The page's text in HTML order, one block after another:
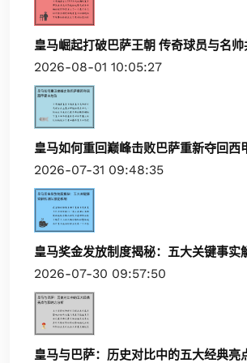
皇马崛起打破巴萨王朝 传奇球员与名
2026-08-01 10:05:27
皇马如何重回巅峰击败巴萨重新夺回西
2026-07-31 09:48:35
皇马奖金发放制度揭秘：五大关键事实
2026-07-30 09:57:50
皇马与巴萨：历史对比中的五大经典亮